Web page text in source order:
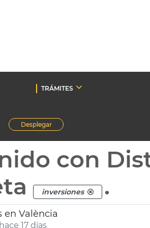
TRÁMITES
Desplegar
con
inversiones .
en València
17 días